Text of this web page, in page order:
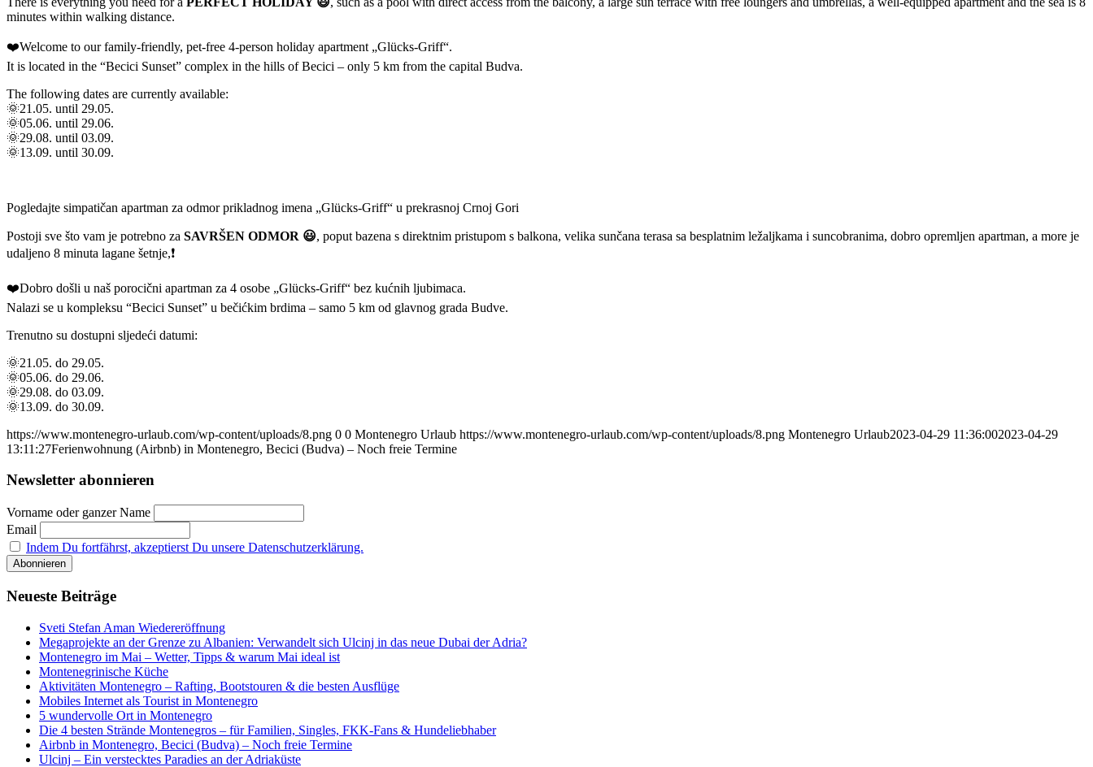
minutes within walking distance.
❤️Welcome to our family-friendly, pet-free 4-person holiday apartment „Glücks-Griff“.
It is located in the “Becici Sunset” complex in the hills of Becici – only 5 km from the capital Budva.
The following dates are currently available:
🌞21.05. until 29.05.
🌞05.06. until 29.06.
🌞29.08. until 03.09.
🌞13.09. until 30.09.
Pogledajte simpatičan apartman za odmor prikladnog imena „Glücks-Griff“ u prekrasnoj Crnoj Gori
Postoji sve što vam je potrebno za SAVRŠEN ODMOR 😃, poput bazena s direktnim pristupom s balkona, velika sunčana terasa sa besplatnim ležaljkama i suncobranima, dobro opremljen apartman, a more je
udaljeno 8 minuta lagane šetnje,❗
❤️Dobro došli u naš porocični apartman za 4 osobe „Glücks-Griff“ bez kućnih ljubimaca.
Nalazi se u kompleksu “Becici Sunset” u bečićkim brdima – samo 5 km od glavnog grada Budve.
Trenutno su dostupni sljedeći datumi:
🌞21.05. do 29.05.
🌞05.06. do 29.06.
🌞29.08. do 03.09.
🌞13.09. do 30.09.
https://www.montenegro-urlaub.com/wp-content/uploads/8.png 0 0 Montenegro Urlaub https://www.montenegro-urlaub.com/wp-content/uploads/8.png Montenegro Urlaub2023-04-29 11:36:002023-04-29
13:11:27Ferienwohnung (Airbnb) in Montenegro, Becici (Budva) – Noch freie Termine
Newsletter abonnieren
Vorname oder ganzer Name
Email
Indem Du fortfährst, akzeptierst Du unsere Datenschutzerklärung.
Neueste Beiträge
Sveti Stefan Aman Wiedereröffnung
Megaprojekte an der Grenze zu Albanien: Verwandelt sich Ulcinj in das neue Dubai der Adria?
Montenegro im Mai – Wetter, Tipps & warum Mai ideal ist
Montenegrinische Küche
Aktivitäten Montenegro – Rafting, Bootstouren & die besten Ausflüge
Mobiles Internet als Tourist in Montenegro
5 wundervolle Ort in Montenegro
Die 4 besten Strände Montenegros – für Familien, Singles, FKK-Fans & Hundeliebhaber
Airbnb in Montenegro, Becici (Budva) – Noch freie Termine
Ulcinj – Ein verstecktes Paradies an der Adriaküste